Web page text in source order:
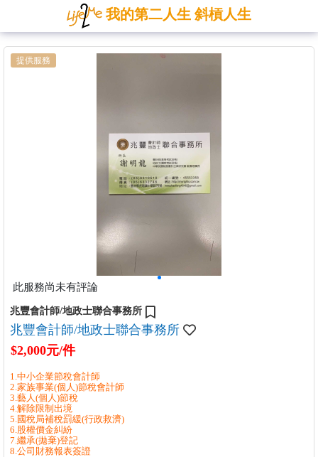
我的第二人生 斜槓人生
提供服務
此服務尚未有評論
兆豐會計師/地政士聯合事務所
兆豐會計師/地政士聯合事務所
$2,000元/件
1.中小企業節稅會計師
2.家族事業(個人)節稅會計師
3.藝人(個人)節稅
4.解除限制出境
5.國稅局補稅罰緩(行政救濟)
6.股權價金糾紛
7.繼承(拋棄)登記
8.公司財務報表簽證